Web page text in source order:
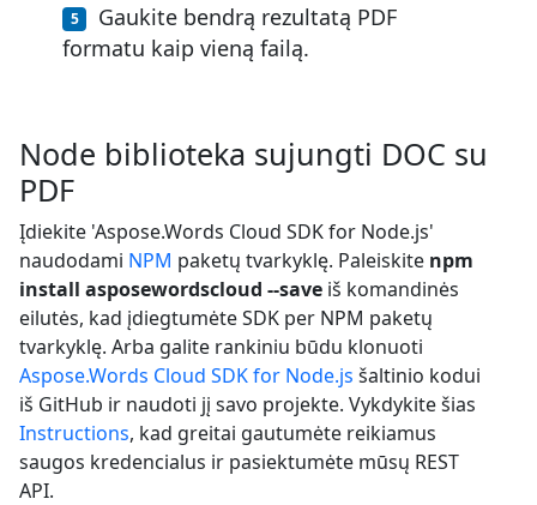
Gaukite bendrą rezultatą PDF
formatu kaip vieną failą.
Node biblioteka sujungti DOC su
PDF
Įdiekite 'Aspose.Words Cloud SDK for Node.js'
naudodami NPM paketų tvarkyklę. Paleiskite npm
install asposewordscloud --save iš komandinės
eilutės, kad įdiegtumėte SDK per NPM paketų
tvarkyklę. Arba galite rankiniu būdu klonuoti
Aspose.Words Cloud SDK for Node.js šaltinio kodui
iš GitHub ir naudoti jį savo projekte. Vykdykite šias
Instructions, kad greitai gautumėte reikiamus
saugos kredencialus ir pasiektumėte mūsų REST
API.